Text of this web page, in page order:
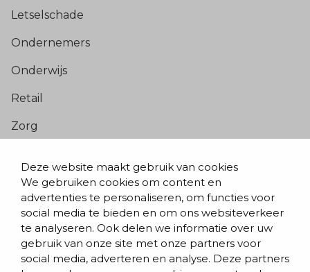
Deze website maakt gebruik van cookies
We gebruiken cookies om content en
advertenties te personaliseren, om functies voor
social media te bieden en om ons websiteverkeer
te analyseren. Ook delen we informatie over uw
gebruik van onze site met onze partners voor
social media, adverteren en analyse. Deze partners
Letselschade
Ondernemers
Onderwijs
Retail
Zorg
Blogs & nieuws
Contact
Evenementen